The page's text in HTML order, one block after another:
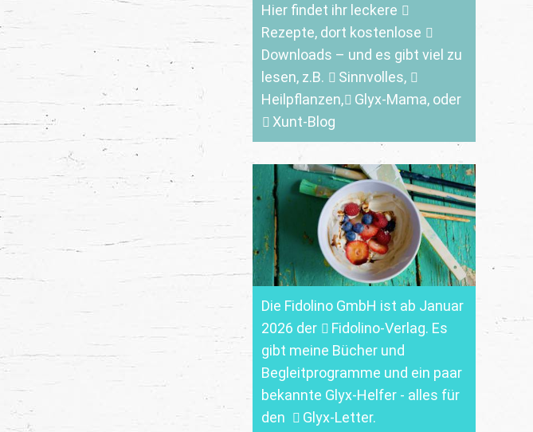
Hier findet ihr leckere
Rezepte, dort kostenlose
Downloads – und es gibt viel zu
lesen, z.B.
Sinnvolles,
Heilpflanzen,
Glyx-Mama, oder
Xunt-Blog
Die Fidolino GmbH ist ab Januar
2026 der
Fidolino-Verlag. Es
gibt meine Bücher und
Begleitprogramme und ein paar
bekannte Glyx-Helfer - alles für
den
Glyx-Letter.